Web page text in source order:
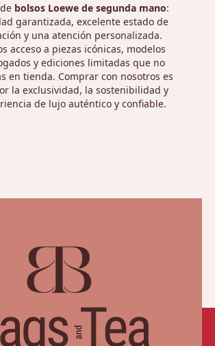
bolsos Loewe de segunda mano:
garantizada, excelente estado de
y una atención personalizada.
acceso a piezas icónicas, modelos
y ediciones limitadas que no
en tienda. Comprar con nosotros es
la exclusividad, la sostenibilidad y
de lujo auténtico y confiable.